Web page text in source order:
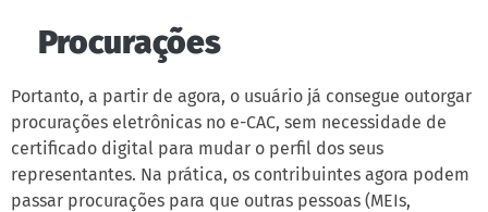
Procurações
Portanto, a partir de agora, o usuário já consegue outorgar
procurações eletrônicas no e-CAC, sem necessidade de
certificado digital para mudar o perfil dos seus
representantes. Na prática, os contribuintes agora podem
passar procurações para que outras pessoas (MEIs,